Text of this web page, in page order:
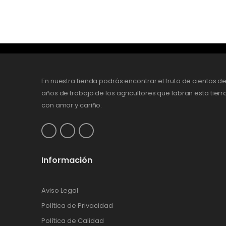
En nuestra tienda podrás encontrar el fruto de cientos
años de trabajo de los agricultores que labran esta
con amor y cariño.
Información
Aviso Legal
Política de Privacidad
Política de Calidad